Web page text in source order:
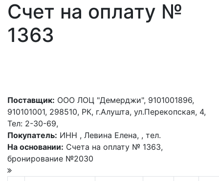
Счет на оплату №
1363
Поставщик: ООО ЛОЦ "Демерджи", 9101001896,
910101001, 298510, РК, г.Алушта, ул.Перекопская, 4,
Тел: 2-30-69,
Покупатель: ИНН , Левина Елена, , тел.
На основании: Счета на оплату № 1363,
бронирование №2030